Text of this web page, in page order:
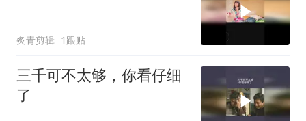
炙青剪辑 1跟贴
三千可不太够，你看仔细
了